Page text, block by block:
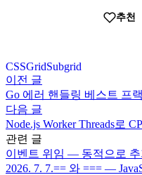
추천
CSSGridSubgrid
이전 글
Go 에러 핸들링 베스트 프
다음 글
Node.js Worker Threads로
관련 글
이벤트 위임 — 동적으로
2026. 7. 7.== 와 === —